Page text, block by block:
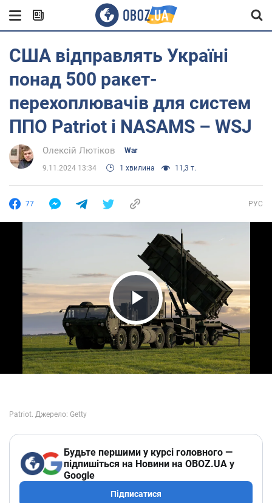
США відправлять Україні
понад 500 ракет-
перехоплювачів для систем
ППО Patriot і NASAMS – WSJ
Олексій Лютіков War
9.11.2024 13:34 1 хвилина 11,3 т.
77 РУС
Play Video
Будьте першими у курсі головного —
підпишіться на Новини на OBOZ.UA у
Google
Підписатися